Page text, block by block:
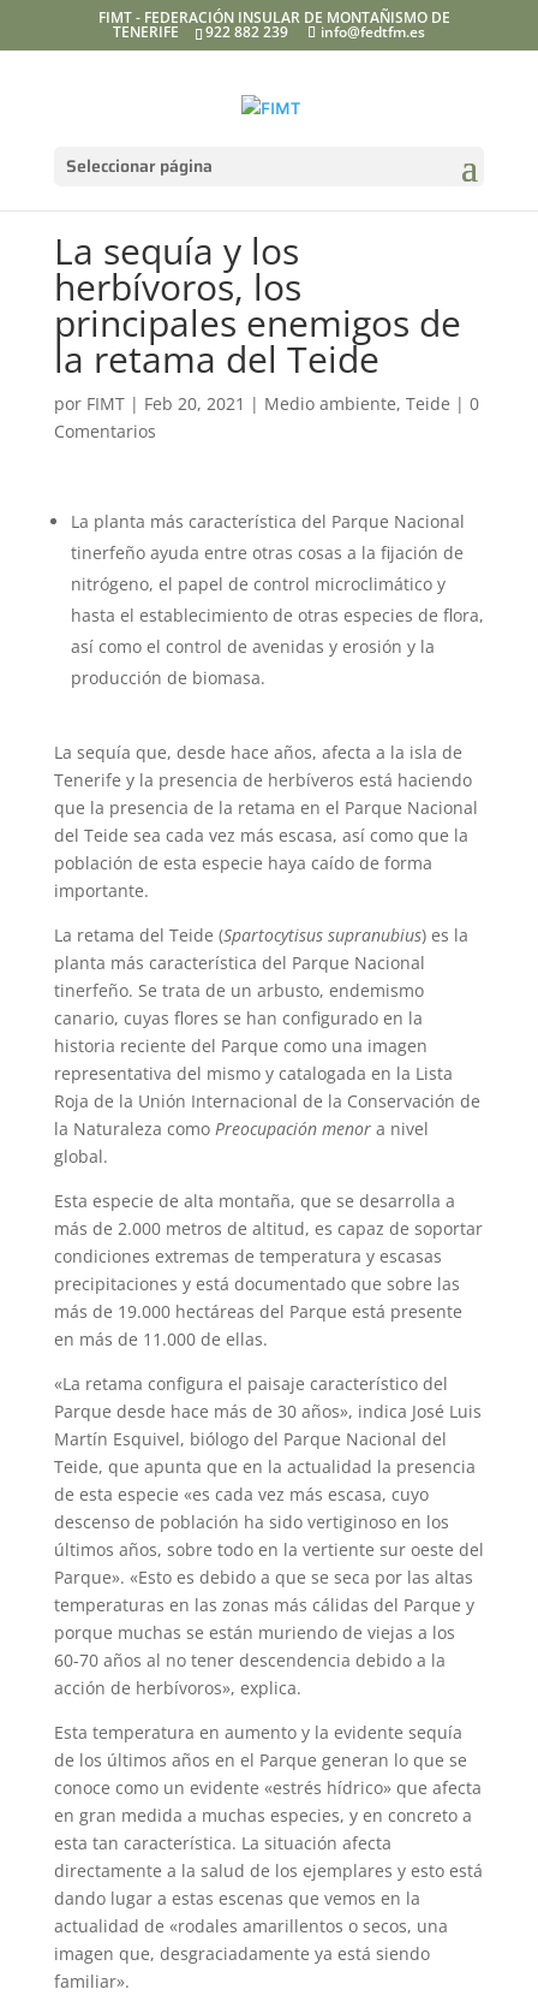
FIMT - FEDERACIÓN INSULAR DE MONTAÑISMO DE
TENERIFE 922 882 239 info@fedtfm.es
Seleccionar página
La sequía y los
herbívoros, los
principales enemigos de
la retama del Teide
por FIMT| Feb 20, 2021 | Medio ambiente, Teide | 0
Comentarios
La planta más característica del Parque Nacional
tinerfeño ayuda entre otras cosas a la fijación de
nitrógeno, el papel de control microclimático y
hasta el establecimiento de otras especies de flora,
así como el control de avenidas y erosión y la
producción de biomasa.
La sequía que, desde hace años, afecta a la isla de
Tenerife y la presencia de herbíveros está haciendo
que la presencia de la retama en el Parque Nacional
del Teide sea cada vez más escasa, así como que la
población de esta especie haya caído de forma
importante.
La retama del Teide (Spartocytisus supranubius) es la
planta más característica del Parque Nacional
tinerfeño. Se trata de un arbusto, endemismo
canario, cuyas flores se han configurado en la
historia reciente del Parque como una imagen
representativa del mismo y catalogada en la Lista
Roja de la Unión Internacional de la Conservación de
la Naturaleza como Preocupación menora nivel
global.
Esta especie de alta montaña, que se desarrolla a
más de 2.000 metros de altitud, es capaz de soportar
condiciones extremas de temperatura y escasas
precipitaciones y está documentado que sobre las
más de 19.000 hectáreas del Parque está presente
en más de 11.000 de ellas.
«La retama configura el paisaje característico del
Parque desde hace más de 30 años», indica José Luis
Martín Esquivel, biólogo del Parque Nacional del
Teide, que apunta que en la actualidad la presencia
de esta especie «es cada vez más escasa, cuyo
descenso de población ha sido vertiginoso en los
últimos años, sobre todo en la vertiente sur oeste del
Parque». «Esto es debido a que se seca por las altas
temperaturas en las zonas más cálidas del Parque y
porque muchas se están muriendo de viejas a los
60-70 años al no tener descendencia debido a la
acción de herbívoros», explica.
Esta temperatura en aumento y la evidente sequía
de los últimos años en el Parque generan lo que se
conoce como un evidente «estrés hídrico» que afecta
en gran medida a muchas especies, y en concreto a
esta tan característica. La situación afecta
directamente a la salud de los ejemplares y esto está
dando lugar a estas escenas que vemos en la
actualidad de «rodales amarillentos o secos, una
imagen que, desgraciadamente ya está siendo
familiar».